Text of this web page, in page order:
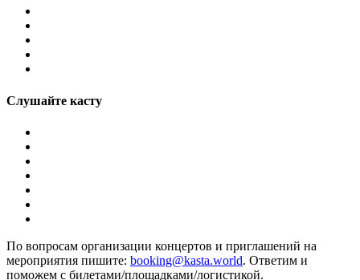
Слушайте касту
По вопросам организации концертов и приглашений на
мероприятия пишите: booking@kasta.world. Ответим и
поможем с билетами/площадками/логистикой.